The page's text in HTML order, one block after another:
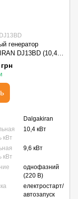
генератор
DJ13BD (10,4
1 фаза
Dalgakiran
кВт
10,4 кВт
кВт
9,6 кВт
однофазний
(220 В)
електростарт/
автозапуск